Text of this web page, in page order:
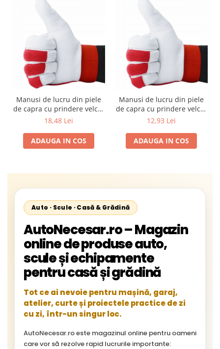
Manusi de lucru din piele
de capra cu prindere velcro
de inalta calitate marimea 9
18,48 Lei
ADAUGA IN COS
Manusi de lucru din piele
de capra cu prindere velcro
de inalta calitate marimea
12,93 Lei
ADAUGA IN COS
Auto · Scule · Casă & Grădină
AutoNecesar.ro – Magazin
online de produse auto,
scule și echipamente
pentru casă și grădină
Tot ce ai nevoie pentru mașină, garaj,
atelier, curte și proiectele practice de zi
cu zi, într-un singur loc.
AutoNecesar.ro este magazinul online pentru oameni
care vor să rezolve rapid lucrurile importante: